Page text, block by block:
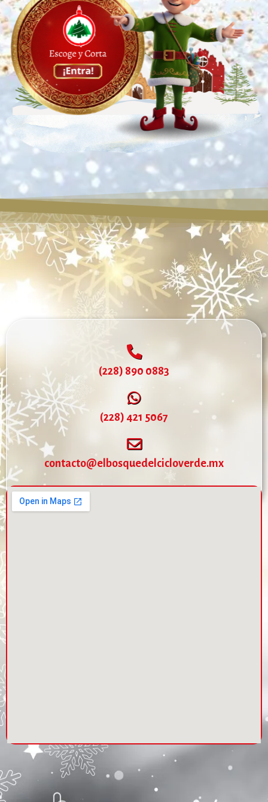
(228) 890 0883
(228) 421 5067
contacto@elbosquedelcicloverde.mx